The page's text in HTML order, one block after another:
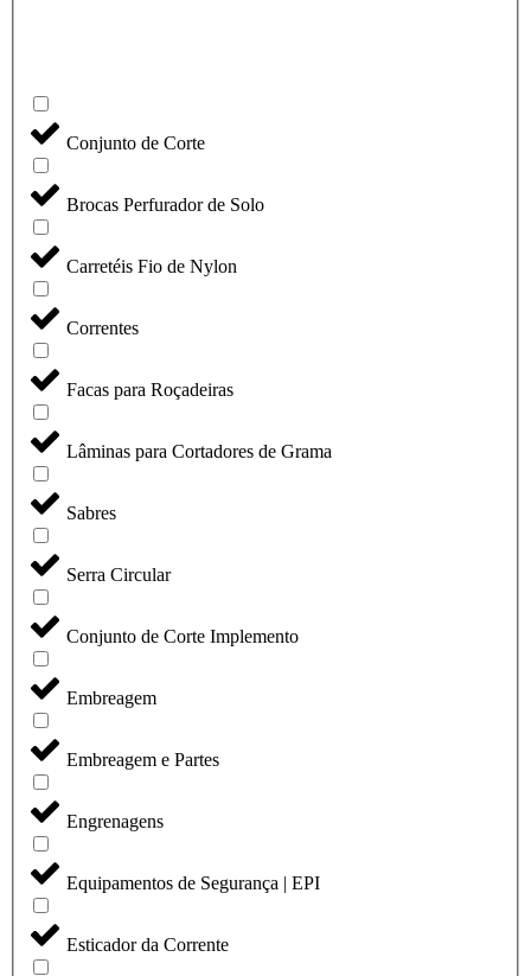
Conjunto de Corte
Brocas Perfurador de Solo
Carretéis Fio de Nylon
Correntes
Facas para Roçadeiras
Lâminas para Cortadores de Grama
Sabres
Serra Circular
Conjunto de Corte Implemento
Embreagem
Embreagem e Partes
Engrenagens
Equipamentos de Segurança | EPI
Esticador da Corrente